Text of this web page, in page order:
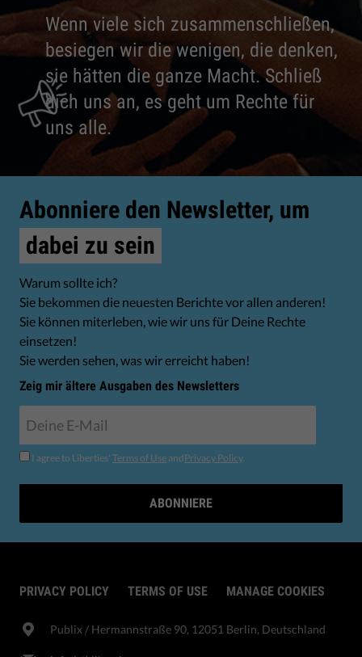
Wenn viele sich zusammenschließen,
besiegen wir die wenigen, die denken,
sie hätten die ganze Macht. Schließ
dich uns an, es geht um Rechte für
uns alle.
Abonniere den Newsletter, um
dabei zu sein
Warum sollte ich?
Sie bekommen die neuesten Berichte vor allen anderen!
Sie können miterleben, wie wir uns für Deine Rechte
einsetzen!
Sie werden sehen, was wir erreicht haben!
Zeig mir ältere Ausgaben des Newsletters
I agree to Liberties' Terms of Use andPrivacy Policy.
ABONNIERE
PRIVACY POLICY TERMS OF USE MANAGE COOKIES
Publix​ / Hermannstraße 90, 12051 Berlin, Deutschland